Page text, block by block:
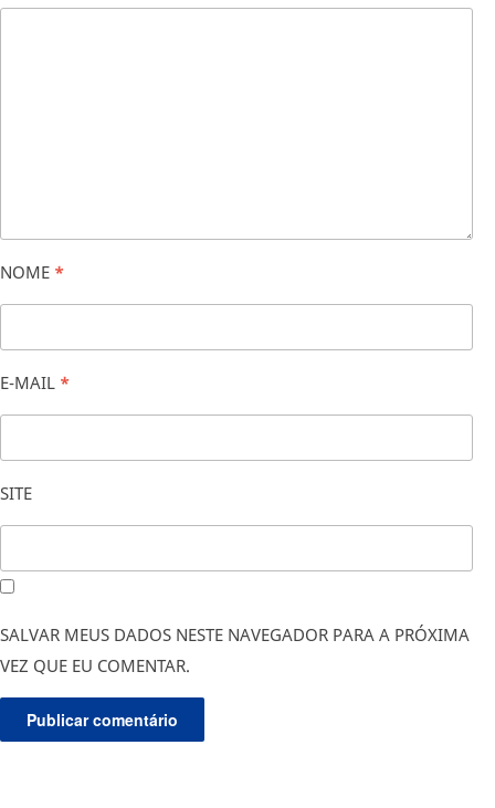
NOME *
E-MAIL *
SITE
SALVAR MEUS DADOS NESTE NAVEGADOR PARA A PRÓXIMA
VEZ QUE EU COMENTAR.